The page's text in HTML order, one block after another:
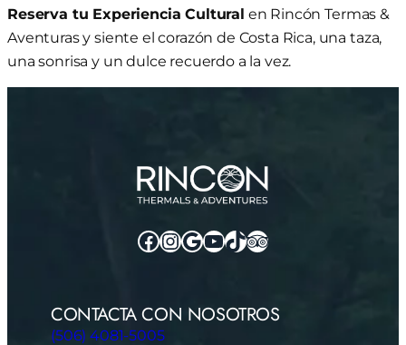
Reserva tu Experiencia Cultural en Rincón Termas &
Aventuras y siente el corazón de Costa Rica, una taza,
una sonrisa y un dulce recuerdo a la vez.
Facebook
Instagram
Google
YouTube
TikTok
TripAdvisor
CONTACTA CON NOSOTROS
(506) 4081-5005